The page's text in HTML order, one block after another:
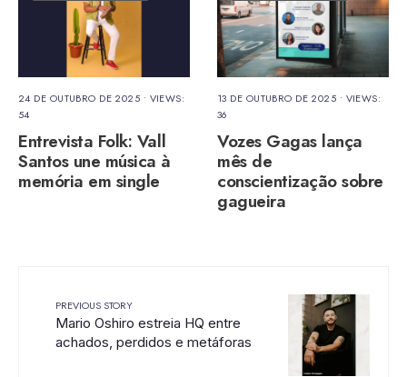
24 DE OUTUBRO DE 2025 • VIEWS:
54
Entrevista Folk: Vall
Santos une música à
memória em single
13 DE OUTUBRO DE 2025 • VIEWS:
36
Vozes Gagas lança
mês de
conscientização sobre
gagueira
PREVIOUS STORY
Mario Oshiro estreia HQ entre
achados, perdidos e metáforas